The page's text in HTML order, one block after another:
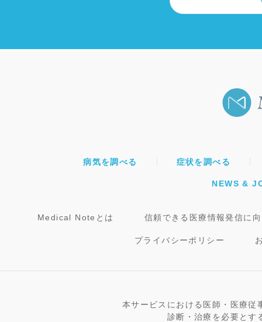
病気を調べる 症状を調べる
NEWS &
Medical Noteとは 信頼できる医療情報発信に
プライバシーポリシー
本サービスにおける医師・医療従
診断・治療を必要とす